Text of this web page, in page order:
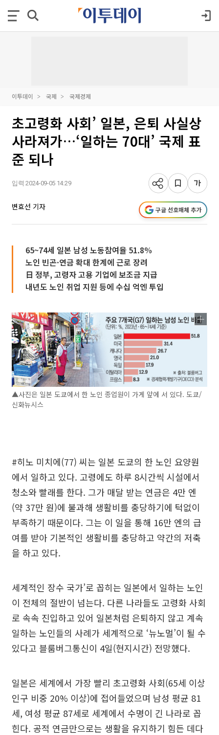
이투데이 국제 국제경제
초고령화 사회’ 일본, 은퇴 사실상
사라져가…‘일하는 70대’ 국제 표
준 되나
입력 2024-09-05 14:29
변효선 기자 구글 선호매체 추가
65~74세 일본 남성 노동참여율 51.8%
노인 빈곤·연금 확대 한계에 근로 장려
日 정부, 고령자 고용 기업에 보조금 지급
내년도 노인 취업 지원 등에 수십 억엔 투입
▲사진은 일본 도쿄에서 한 노인 종업원이 가게 앞에 서 있다. 도쿄/
신화뉴시스
#히노 미치에(77) 씨는 일본 도쿄의 한 노인 요양원
에서 일하고 있다. 고령에도 하루 8시간씩 시설에서
청소와 빨래를 한다. 그가 매달 받는 연금은 4만 엔
(약 37만 원)에 불과해 생활비를 충당하기에 턱없이
부족하기 때문이다. 그는 이 일을 통해 16만 엔의 급
여를 받아 기본적인 생활비를 충당하고 약간의 저축
을 하고 있다.
세계적인 장수 국가’로 꼽히는 일본에서 일하는 노인
이 전체의 절반이 넘는다. 다른 나라들도 고령화 사회
로 속속 진입하고 있어 일본처럼 은퇴하지 않고 계속
일하는 노인들의 사례가 세계적으로 ‘뉴노멀’이 될 수
있다고 블룸버그통신이 4일(현지시간) 전망했다.
일본은 세계에서 가장 빨리 초고령화 사회(65세 이상
인구 비중 20% 이상)에 접어들었으며 남성 평균 81
세, 여성 평균 87세로 세계에서 수명이 긴 나라로 꼽
힌다. 공적 연금만으로는 생활을 유지하기 힘든 데다